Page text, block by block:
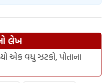
લેખ
એક વધુ ઝટકો, પોતાના